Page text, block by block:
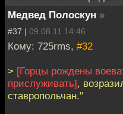
Медвед Полоскун »
#37 | 09.08.11 14:46
Кому: 725rms, #32
> [Горцы рождены
прислуживать],
ставропольчан."